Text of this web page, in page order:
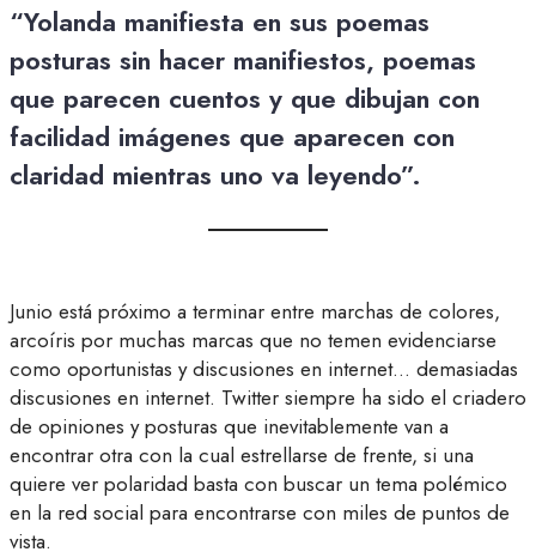
“Yolanda manifiesta en sus poemas
posturas sin hacer manifiestos, poemas
que parecen cuentos y que dibujan con
facilidad imágenes que aparecen con
claridad mientras uno va leyendo”.
Junio está próximo a terminar entre marchas de colores,
arcoíris por muchas marcas que no temen evidenciarse
como oportunistas y discusiones en internet… demasiadas
discusiones en internet. Twitter siempre ha sido el criadero
de opiniones y posturas que inevitablemente van a
encontrar otra con la cual estrellarse de frente, si una
quiere ver polaridad basta con buscar un tema polémico
en la red social para encontrarse con miles de puntos de
vista.